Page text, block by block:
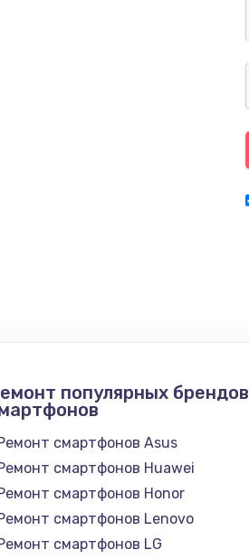
популярных брендов
смартфонов Asus
смартфонов Huawei
смартфонов Honor
смартфонов Lenovo
смартфонов LG